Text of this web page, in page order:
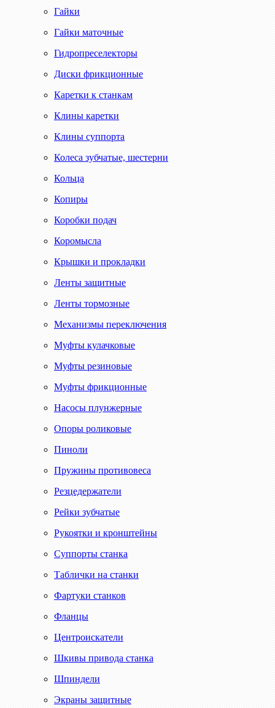
Гайки
Гайки маточные
Гидропреселекторы
Диски фрикционные
Каретки к станкам
Клины каретки
Клины суппорта
Колеса зубчатые, шестерни
Кольца
Копиры
Коробки подач
Коромысла
Крышки и прокладки
Ленты защитные
Ленты тормозные
Механизмы переключения
Муфты кулачковые
Муфты резиновые
Муфты фрикционные
Насосы плунжерные
Опоры роликовые
Пиноли
Пружины противовеса
Резцедержатели
Рейки зубчатые
Рукоятки и кронштейны
Суппорты станка
Таблички на станки
Фартуки станков
Фланцы
Центроискатели
Шкивы привода станка
Шпиндели
Экраны защитные